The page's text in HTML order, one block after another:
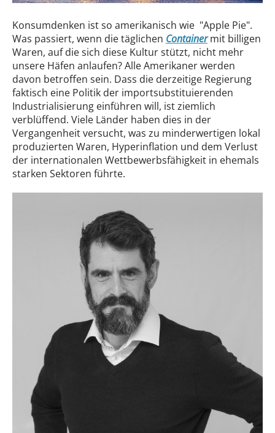
Konsumdenken ist so amerikanisch wie "Apple Pie".
Was passiert, wenn die täglichen Containermit billigen
Waren, auf die sich diese Kultur stützt, nicht mehr
unsere Häfen anlaufen? Alle Amerikaner werden
davon betroffen sein. Dass die derzeitige Regierung
faktisch eine Politik der importsubstituierenden
Industrialisierung einführen will, ist ziemlich
verblüffend. Viele Länder haben dies in der
Vergangenheit versucht, was zu minderwertigen lokal
produzierten Waren, Hyperinflation und dem Verlust
der internationalen Wettbewerbsfähigkeit in ehemals
starken Sektoren führte.